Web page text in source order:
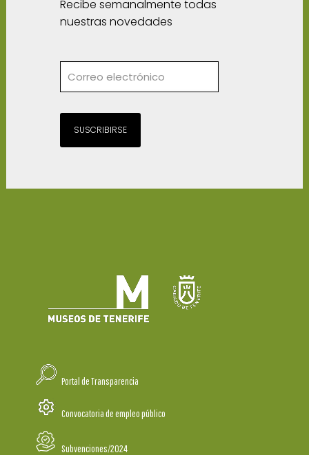
Recibe semanalmente todas
nuestras novedades
SUSCRIBIRSE
Portal de Transparencia
Convocatoria de empleo público
Subvenciones/2024